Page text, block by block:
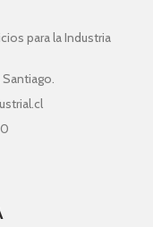
para la Industria
Santiago.